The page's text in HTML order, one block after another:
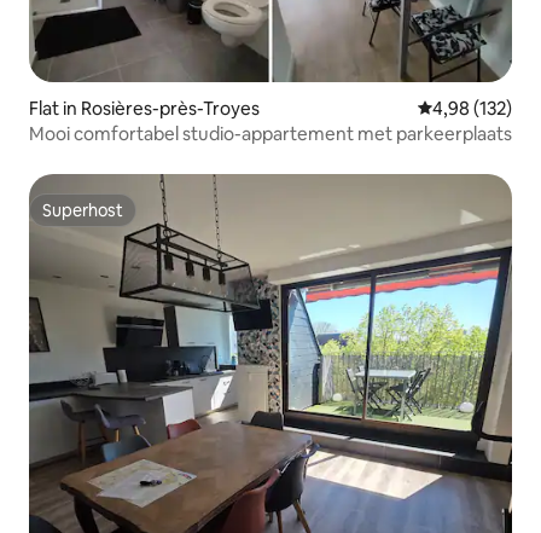
Flat in Rosières-près-Troyes Gemiddelde
4,98 (132)
Mooi comfortabel studio-appartement met parkeerplaats
Superhost
Superhost